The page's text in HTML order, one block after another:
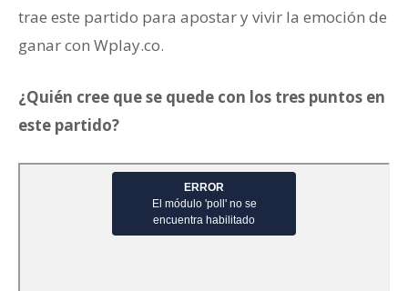
trae este partido para apostar y vivir la emoción de
ganar con Wplay.co.
¿Quién cree que se quede con los tres puntos en
este partido?